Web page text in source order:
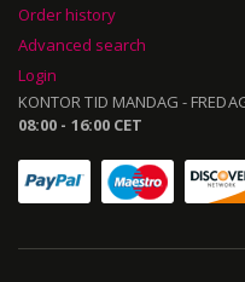
Order history
Advanced search
Login
KONTOR TID MANDAG -
08:00 - 16:00 CET